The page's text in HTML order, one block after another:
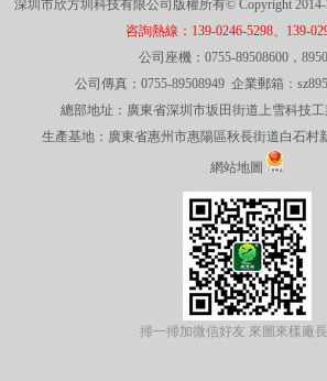
深圳市欣方圳科技有限公司版權所有© Copyright 2014-
咨詢熱線：139-0246-5298、139-
公司座機：0755-89508600，
公司傳真：0755-89508949 企業郵箱：
總部地址：廣東省深圳市坂田街道上雪科技
生產基地：廣東省惠州市惠陽區秋長街道白石村
網站地圖
掃一掃加微信好友 來圖來樣廠